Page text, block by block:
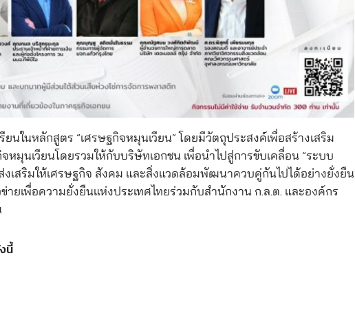
นในหลักสูตร “เศรษฐกิจหมุนเวียน” โดยมีวัตถุประสงค์เพื่อสร้างเสริม
หมุนเวียนโดยรวมให้กับบริษัทเอกชน เพื่อนำไปสู่การขับเคลื่อน “ระบบ
งเสริมให้เศรษฐกิจ สังคม และสิ่งแวดล้อมพัฒนาควบคู่กันไปได้อย่างยั่งยืน
ายเพื่อความยั่งยืนแห่งประเทศไทยร่วมกับสำนักงาน ก.ล.ต. และองค์กร
นี้